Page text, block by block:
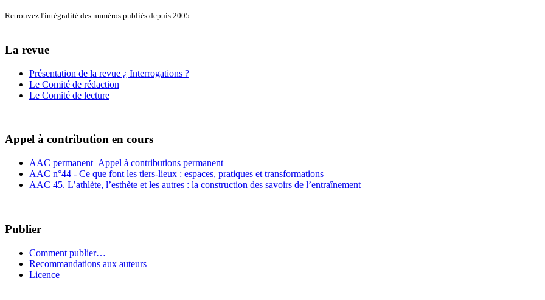
Retrouvez l'intégralité des numéros publiés depuis 2005.
La revue
Présentation de la revue ¿ Interrogations ?
Le Comité de rédaction
Le Comité de lecture
Appel à contribution en cours
AAC permanent_Appel à contributions permanent
AAC n°44 - Ce que font les tiers-lieux : espaces, pratiques et transformations
AAC 45. L’athlète, l’esthète et les autres : la construction des savoirs de l’entraînement
Publier
Comment publier…
Recommandations aux auteurs
Licence